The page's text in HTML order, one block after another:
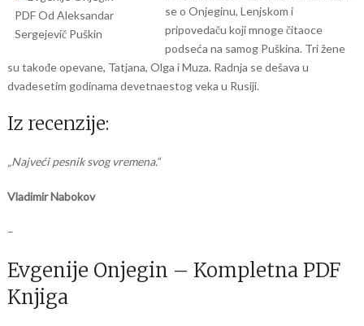
se o Onjeginu, Lenjskom i
pripovedaču koji mnoge čitaoce
podseća na samog Puškina. Tri žene
su takođe opevane, Tatjana, Olga i Muza. Radnja se dešava u
dvadesetim godinama devetnaestog veka u Rusiji.
Iz recenzije:
„Najveći pesnik svog vremena.“
Vladimir Nabokov
–
Evgenije Onjegin – Kompletna PDF
Knjiga